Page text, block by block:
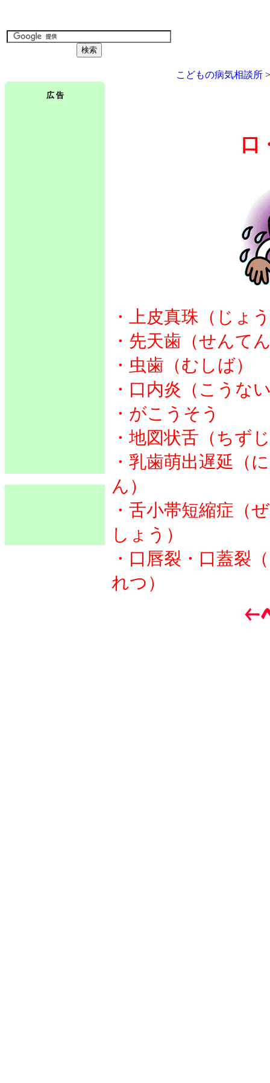
こどもの病気相談所
広 告
口
・上皮真珠（じょ
・先天歯（せんて
・虫歯（むしば）
・口内炎（こうな
・がこうそう
・地図状舌（ちず
・乳歯萌出遅延（
ん）
・舌小帯短縮症（
しょう）
・口唇裂・口蓋裂
れつ）